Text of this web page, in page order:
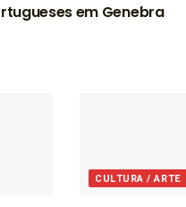
em Genebra
CULTURA / ARTE